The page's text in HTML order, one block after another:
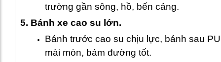
trường gần sông, hồ, bến cảng.
5. Bánh xe cao su lớn.
Bánh trước cao su chịu lực, bánh sau
mài mòn, bám đường tốt.